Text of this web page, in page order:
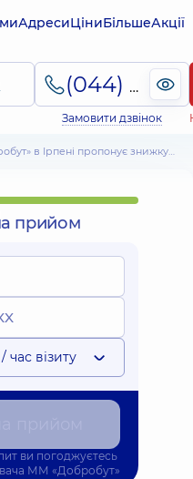
АдресиЦіниБільшеАкції
(044) 495-2-888
Замовити дзвінок
знижку 20% на інструментальну діагностику
прийом
час візиту
ви погоджуєтесь
ММ «Добробут»